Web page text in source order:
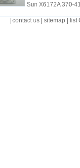
Sun X6172A 370-
|contact us |sitemap list